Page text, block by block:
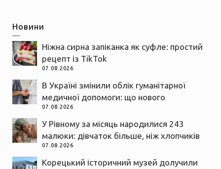
Новини
Ніжна сирна запіканка як суфле: простий
рецепт із TikTok
07.08.2026
В Україні змінили облік гуманітарної
медичної допомоги: що нового
07.08.2026
У Рівному за місяць народилися 243
малюки: дівчаток більше, ніж хлопчиків
07.08.2026
Корецький історичний музей долучили